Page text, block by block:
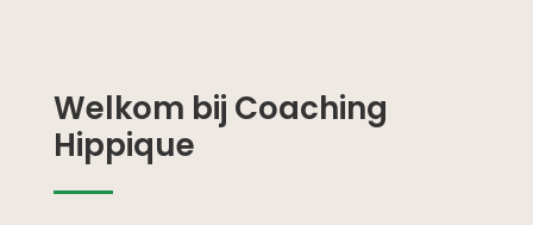
Welkom bij Coaching
Hippique